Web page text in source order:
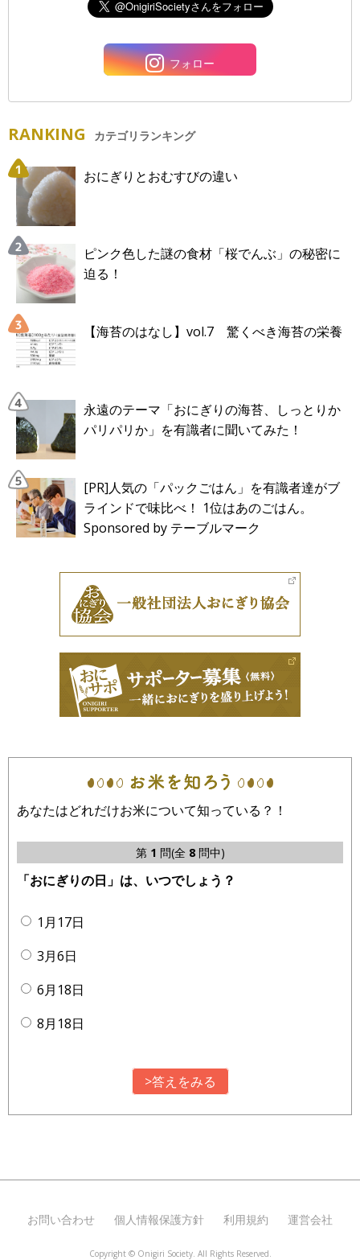
フォロー
RANKING カテゴリランキング
おにぎりとおむすびの違い
ピンク色した謎の食材「桜でんぶ」の秘密に
迫る！
【海苔のはなし】vol.7 驚くべき海苔の栄養
永遠のテーマ「おにぎりの海苔、しっとりか
パリパリか」を有識者に聞いてみた！
[PR]人気の「パックごはん」を有識者達がブ
ラインドで味比べ！ 1位はあのごはん。
Sponsored by テーブルマーク
あなたはどれだけお米について知っている？！
第 1 問(全 8問中)
「おにぎりの日」は、いつでしょう？
1月17日
3月6日
6月18日
8月18日
>答えをみる
お問い合わせ 個人情報保護方針 利用規約 運営会社
Copyright © Onigiri Society. All Rights Reserved.